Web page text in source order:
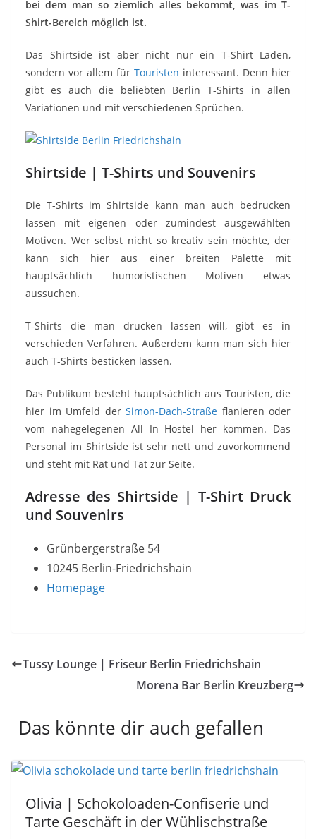
bei dem man so ziemlich alles bekommt, was im T-
Shirt-Bereich möglich ist.
Das Shirtside ist aber nicht nur ein T-Shirt Laden,
sondern vor allem für Touristen interessant. Denn hier
gibt es auch die beliebten Berlin T-Shirts in allen
Variationen und mit verschiedenen Sprüchen.
Shirtside | T-Shirts und Souvenirs
Die T-Shirts im Shirtside kann man auch bedrucken
lassen mit eigenen oder zumindest ausgewählten
Motiven. Wer selbst nicht so kreativ sein möchte, der
kann sich hier aus einer breiten Palette mit
hauptsächlich humoristischen Motiven etwas
aussuchen.
T-Shirts die man drucken lassen will, gibt es in
verschieden Verfahren. Außerdem kann man sich hier
auch T-Shirts besticken lassen.
Das Publikum besteht hauptsächlich aus Touristen, die
hier im Umfeld der Simon-Dach-Straße flanieren oder
vom nahegelegenen All In Hostel her kommen. Das
Personal im Shirtside ist sehr nett und zuvorkommend
und steht mit Rat und Tat zur Seite.
Adresse des Shirtside | T-Shirt Druck
und Souvenirs
Grünbergerstraße 54
10245 Berlin-Friedrichshain
Homepage
Tussy Lounge | Friseur Berlin Friedrichshain
Morena Bar Berlin Kreuzberg
Das könnte dir auch gefallen
Olivia | Schokoloaden-Confiserie und
Tarte Geschäft in der Wühlischstraße